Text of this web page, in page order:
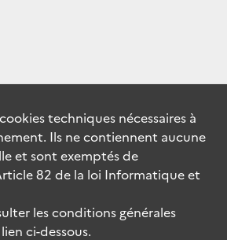
cookiestechniques nécessaires à
Ils ne contiennent aucune
et sont exemptés de
82 de la loi Informatique et
les conditions générales
ci-dessous.